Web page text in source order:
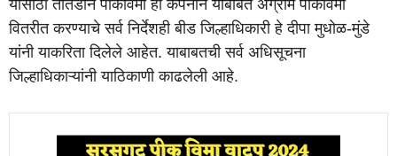
यासाठी तातडीनं पीकविमा हा कंपनीनं याबाबत अग्रीम पीकविमा
वितरीत करण्याचे सर्व निर्देशही बीड जिल्हाधिकारी हे दीपा मुधोळ-मुंडे
यांनी याकरिता दिलेले आहेत. याबाबतची सर्व अधिसूचना
जिल्हाधिकाऱ्यांनी याठिकाणी काढलेली आहे.